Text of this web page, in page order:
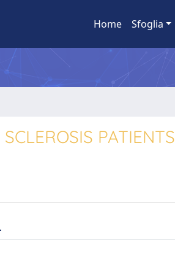
Home Sfoglia
PATIENTS